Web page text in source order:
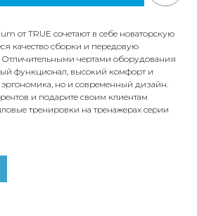
от TRUE сочетают в себе новаторскую
качество сборки и передовую
чертами оборудования
функционал, высокий комфорт и
но и современный дизайн.
и подарите своим клиентам
тренировки на тренажерах серии